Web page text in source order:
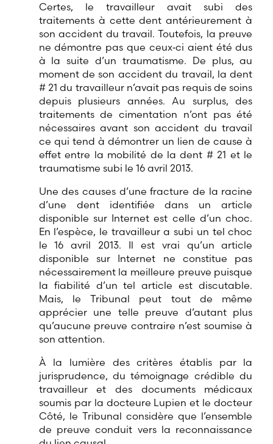
Certes, le travailleur avait subi des
traitements à cette dent antérieurement à
son accident du travail. Toutefois, la preuve
ne démontre pas que ceux‑ci aient été dus
à la suite d’un traumatisme. De plus, au
moment de son accident du travail, la dent
# 21 du travailleur n’avait pas requis de soins
depuis plusieurs années. Au surplus, des
traitements de cimentation n’ont pas été
nécessaires avant son accident du travail
ce qui tend à démontrer un lien de cause à
effet entre la mobilité de la dent # 21 et le
traumatisme subi le 16 avril 2013.
Une des causes d’une fracture de la racine
d’une dent identifiée dans un article
disponible sur Internet est celle d’un choc.
En l’espèce, le travailleur a subi un tel choc
le 16 avril 2013. Il est vrai qu’un article
disponible sur Internet ne constitue pas
nécessairement la meilleure preuve puisque
la fiabilité d’un tel article est discutable.
Mais, le Tribunal peut tout de même
apprécier une telle preuve d’autant plus
qu’aucune preuve contraire n’est soumise à
son attention.
À la lumière des critères établis par la
jurisprudence, du témoignage crédible du
travailleur et des documents médicaux
soumis par la docteure Lupien et le docteur
Côté, le Tribunal considère que l’ensemble
de preuve conduit vers la reconnaissance